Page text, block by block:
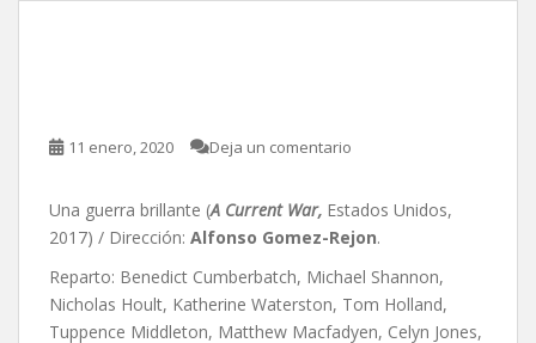
11 enero, 2020 Deja un comentario
Una guerra brillante (A Current War, Estados Unidos,
2017) / Dirección: Alfonso Gomez-Rejon.
Reparto: Benedict Cumberbatch, Michael Shannon,
Nicholas Hoult, Katherine Waterston, Tom Holland,
Tuppence Middleton, Matthew Macfadyen, Celyn Jones,